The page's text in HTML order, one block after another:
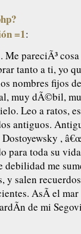
=1:
. Me pareciÃ³
tanto a ti, yo
nombres fijos
muy dÃ©bil,
Leo a ratos,
antiguos.
,
para toda su vida
debilidad me
y salen
AsÃ­ el mar
de mi